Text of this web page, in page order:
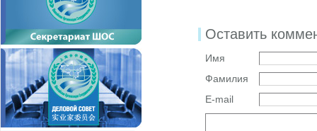
Оставить
Имя
Фамилия
E-mail